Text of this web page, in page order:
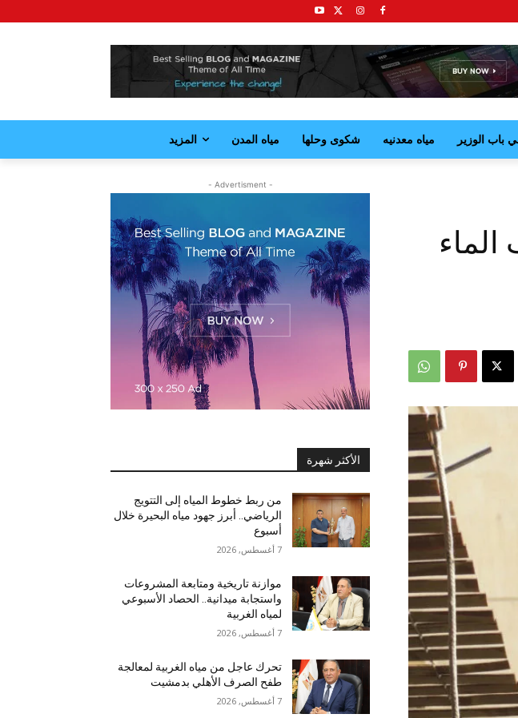
باب الوزير مياه معدنيه شكوى وحلها مياه المدن المزيد
- Advertisment -
الأكثر شهرة
من ربط خطوط المياه إلى التتويج
الرياضي.. أبرز جهود مياه البحيرة خلال
أسبوع
7 أغسطس, 2026
موازنة تاريخية ومتابعة المشروعات
واستجابة ميدانية.. الحصاد الأسبوعي
لمياه الغربية
7 أغسطس, 2026
تحرك عاجل من مياه الغربية لمعالجة
طفح الصرف الأهلي بدمشيت
7 أغسطس, 2026